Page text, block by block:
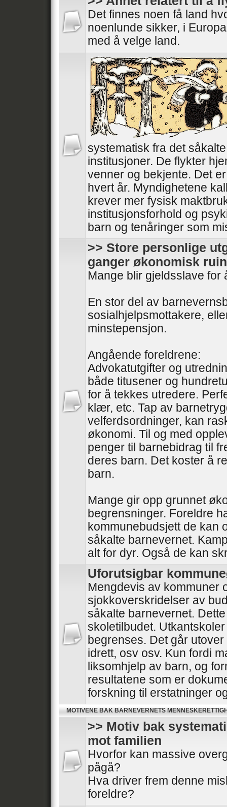
Det finnes noen få land
noenlunde sikker, i
med å velge land.
systematisk fra det
institusjoner. De flykter
venner og bekjente. Det
hvert år. Myndighetene
krever mer fysisk
institusjonsforhold og
barn og tenåringer som
>> Store personlige
ganger økonomisk ruin
Mange blir gjeldsslave for
En stor del av
sosialhjelpsmottakere,
minstepensjon.
Angående foreldrene:
Advokatutgifter og
både titusener og
for å tekkes utredere.
klær, etc. Tap av
velferdsordninger, kan
økonomi. Til og med
penger til barnebidrag til
deres barn. Det koster å
barn.
Mange gir opp grunnet
begrensninger. Foreldre
kommunebudsjett de kan
såkalte barnevernet.
alt for dyr. Også de kan
Uforutsigbar
Mengdevis av kommuner
sjokkoverskridelser av
såkalte barnevernet.
skoletilbudet.
begrenses. Det går
idrett, osv osv. Kun fordi
liksomhjelp av barn, og
resultatene som er
forskning til erstatninger
MOTIVENE BAK BARNEVERNETS
>> Motiv bak
mot familien
Hvorfor kan massive
pågå?
Hva driver frem denne
foreldre?